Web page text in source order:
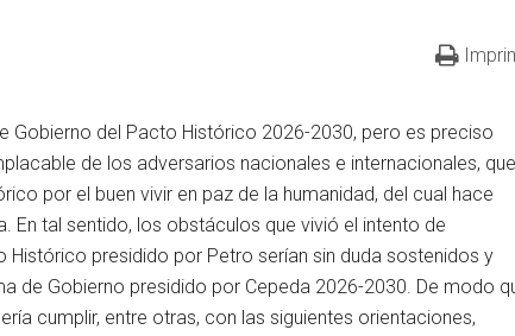
Gobierno del Pacto Histórico 2026-2030, pero es preciso
de los adversarios nacionales e internacionales, que
por el buen vivir en paz de la humanidad, del cual hace
tal sentido, los obstáculos que vivió el intento de
presidido por Petro serían sin duda sostenidos y
de Gobierno presidido por Cepeda 2026-2030. De modo
cumplir, entre otras, con las siguientes orientaciones,